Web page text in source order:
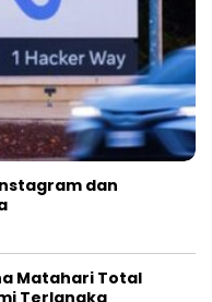
dan
Matahari Total